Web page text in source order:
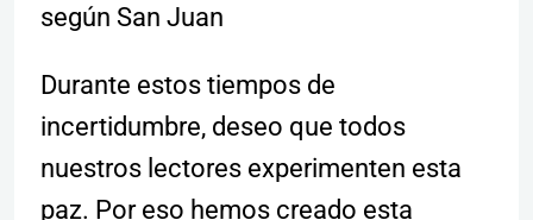
según San Juan
Durante estos tiempos de
incertidumbre, deseo que todos
nuestros lectores experimenten esta
paz. Por eso hemos creado esta